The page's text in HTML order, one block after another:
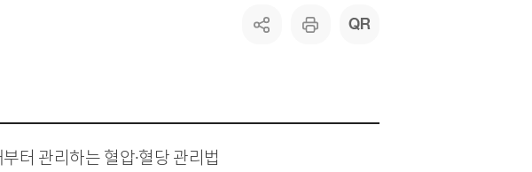
구강관리
터 관리하는 혈압·혈당 관리법